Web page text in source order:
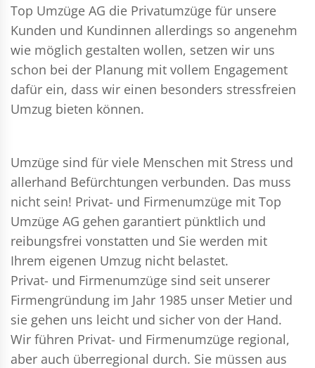
Top Umzüge AG die Privatumzüge für unsere
Kunden und Kundinnen allerdings so angenehm
wie möglich gestalten wollen, setzen wir uns
schon bei der Planung mit vollem Engagement
dafür ein, dass wir einen besonders stressfreien
Umzug bieten können.
Umzüge sind für viele Menschen mit Stress und
allerhand Befürchtungen verbunden. Das muss
nicht sein! Privat- und Firmenumzüge mit Top
Umzüge AG gehen garantiert pünktlich und
reibungsfrei vonstatten und Sie werden mit
Ihrem eigenen Umzug nicht belastet.
Privat- und Firmenumzüge sind seit unserer
Firmengründung im Jahr 1985 unser Metier und
sie gehen uns leicht und sicher von der Hand.
Wir führen Privat- und Firmenumzüge regional,
aber auch überregional durch. Sie müssen aus